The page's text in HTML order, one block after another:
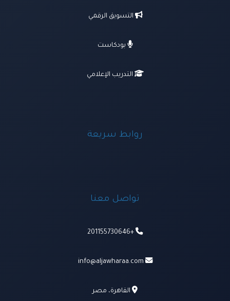
التسويق الرقمي
بودكاست
التدريب الإعلامي
روابط سريعة
تواصل معنا
+201155730646
info@aljawharaa.com
القاهرة، مصر